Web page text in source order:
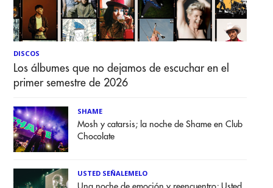
DISCOS
Los álbumes que no dejamos de escuchar en el
primer semestre de 2026
SHAME
Mosh y catarsis; la noche de Shame en Club
Chocolate
USTED SEÑALEMELO